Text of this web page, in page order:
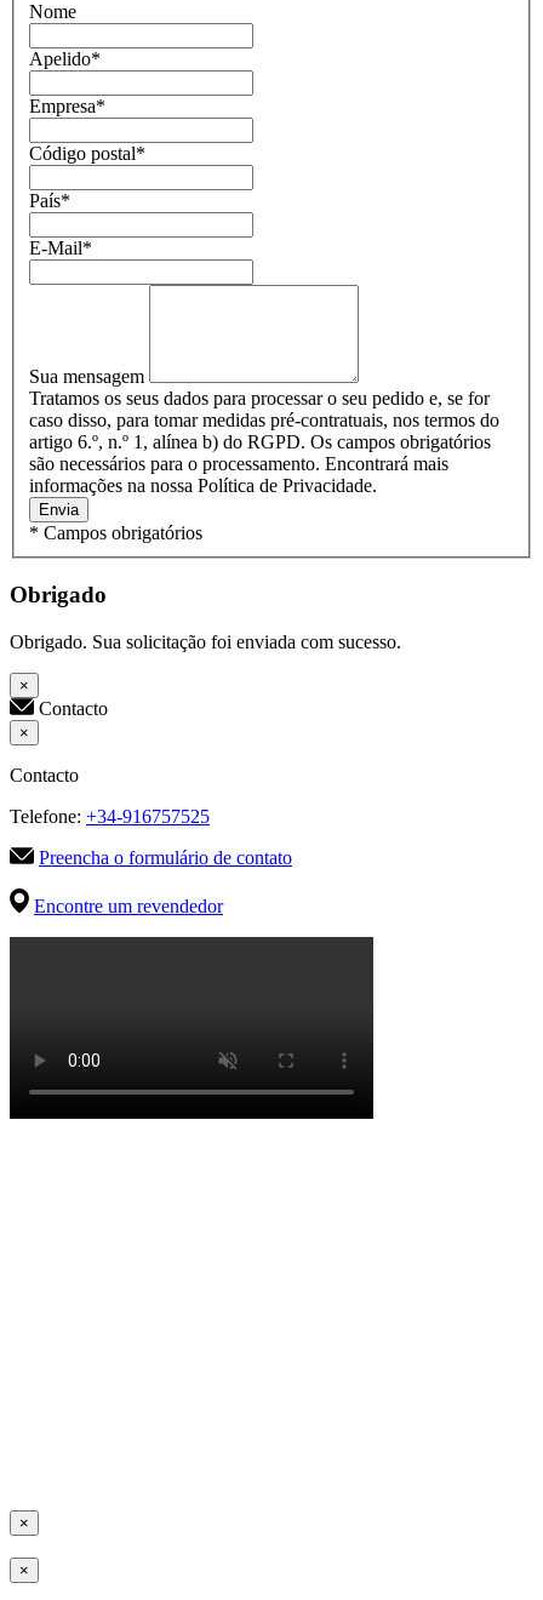
Nome
Apelido*
Empresa*
Código postal*
País*
E-Mail*
Sua mensagem
Tratamos os seus dados para processar o seu pedido e, se for
caso disso, para tomar medidas pré-contratuais, nos termos do
artigo 6.º, n.º 1, alínea b) do RGPD. Os campos obrigatórios
são necessários para o processamento. Encontrará mais
informações na nossa Política de Privacidade.
Envia
* Campos obrigatórios
Obrigado
Obrigado. Sua solicitação foi enviada com sucesso.
×
Contacto
×
Contacto
Telefone: +34-916757525
Preencha o formulário de contato
Encontre um revendedor
×
×